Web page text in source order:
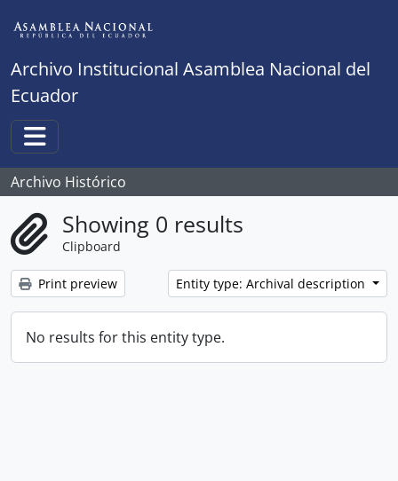
Archivo Institucional Asamblea Nacional del
Ecuador
Toggle navigation
Archivo Histórico
Showing 0 results
Clipboard
Print preview Entity type: Archival description
No results for this entity type.